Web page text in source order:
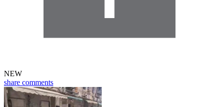
NEW
share comments